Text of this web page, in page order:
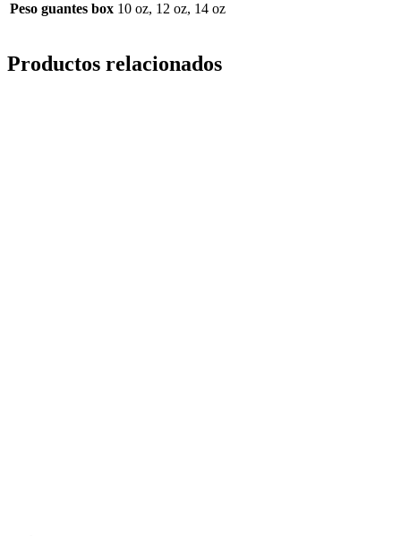
Peso guantes box 10 oz, 12 oz, 14 oz
Productos relacionados